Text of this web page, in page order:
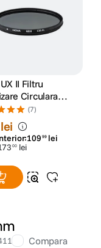
II Filtru
Circulara
(7)
lei
109 99 lei
00 lei
Compara